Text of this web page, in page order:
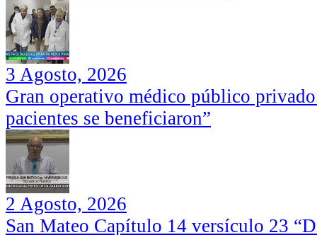
3 Agosto, 2026
Gran operativo médico público
pacientes se beneficiaron”
2 Agosto, 2026
San Mateo Capítulo 14 versículo 23